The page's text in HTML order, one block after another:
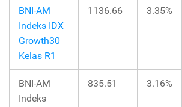
BNI-AM
Indeks IDX
Growth30
Kelas R1
1136.66 3.35%
BNI-AM
Indeks
835.51 3.16%